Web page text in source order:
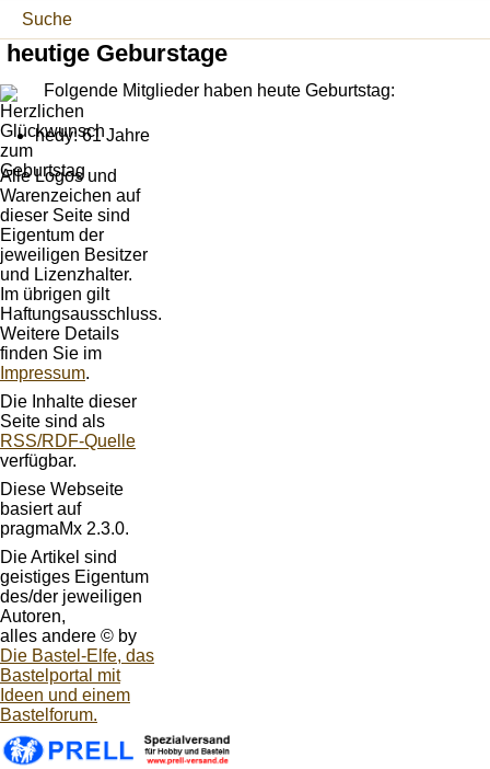
Suche
heutige Geburstage
Folgende Mitglieder haben heute Geburtstag:
hedy: 61 Jahre
Alle Logos und
Warenzeichen auf
dieser Seite sind
Eigentum der
jeweiligen Besitzer
und Lizenzhalter.
Im übrigen gilt
Haftungsausschluss.
Weitere Details
finden Sie im
Impressum.
Die Inhalte dieser
Seite sind als
RSS/RDF-Quelle
verfügbar.
Diese Webseite
basiert auf
pragmaMx 2.3.0.
Die Artikel sind
geistiges Eigentum
des/der jeweiligen
Autoren,
alles andere © by
Die Bastel-Elfe, das
Bastelportal mit
Ideen und einem
Bastelforum.